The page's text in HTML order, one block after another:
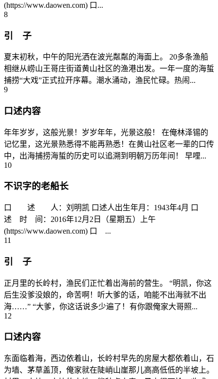
(https://www.daowen.com) 口...
8
引 子
夏末初秋，中午的阳光洒在波光粼粼的海面上。 20多条渔船
相继从崂山王哥庄街道黄山社区的渔港出发。一年一度的海蜇
捕捞“大戏”正式拉开序幕。潮水涌动，渔民忙碌。热闹...
9
口述内容
年年岁岁，这般光景！岁岁年年，光景这般！ 在俺林泽锡的
记忆里，这光景熟悉得不能再熟悉！在黄山社区老一辈的口传
中，出海捕捞海蜇的历史可以追溯到明朝万历年间！ 早哩...
10
不识字的老船长
口 述 人：刘明凯 口述人出生年月：1943年4月 口
述 时 间：2016年12月2日（星期五）上午
(https://www.daowen.com) 口 ...
11
引 子
正月里的长岭村，渔民们正忙着出海前的营生。 “明凯，你这
后生没爹没娘的，命苦啊！听大爹的话，咱能不出海就不出
海……” “大爹，你这话说多少遍了！有你跟俺家大哥照...
12
口述内容
东面临着海，西边依着山，长岭村早先的房屋大都依着山，石
为墙、茅草盖顶，俺家就在陡峭山崖那儿高高低低的半坡上。